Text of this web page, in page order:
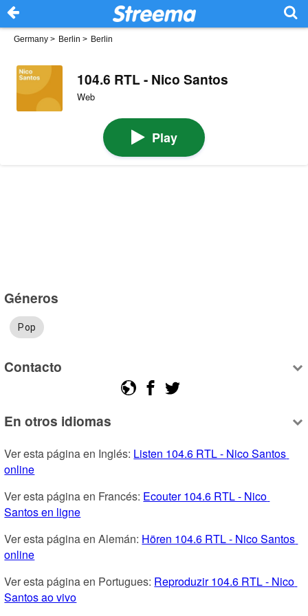
Germany > Berlin > Berlin
104.6 RTL - Nico Santos
Web
Play
Géneros
Pop
Contacto
En otros idiomas
Ver esta página en Inglés: Listen 104.6 RTL - Nico Santos
online
Ver esta página en Francés: Ecouter 104.6 RTL - Nico
Santos en ligne
Ver esta página en Alemán: Hören 104.6 RTL - Nico Santos
online
Ver esta página en Portugues: Reproduzir 104.6 RTL - Nico
Santos ao vivo